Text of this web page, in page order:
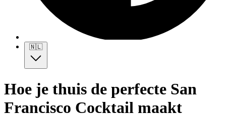
🇳🇱
Hoe je thuis de perfecte San
Francisco Cocktail maakt